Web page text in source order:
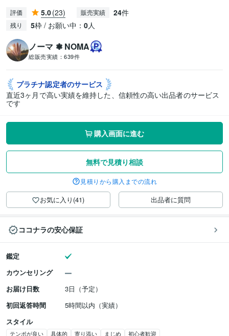
評価 5.0(23) 販売実績 24件
残り 5枠 / お願い中： 0人
ノーマ ❃ NOMA
総販売実績： 639件
プラチナ認定者のサービス
直近3ヶ月で高い実績を維持した、信頼性の高い出品者のサービス
です
購入画面に進む
無料で見積り相談
見積りから購入までの流れ
お気に入り(41) 出品者に質問
ココナラの安心保証
鑑定
カウンセリング
お届け日数
3日（予定）
初回返答時間
5時間以内（実績）
スタイル
テンポが良い 具体的 寄り添い まじめ 初心者歓迎